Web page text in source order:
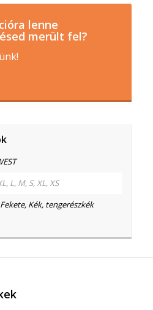
lenne
merült fel?
L, M, S, XL, XS
Kék, tengerészkék